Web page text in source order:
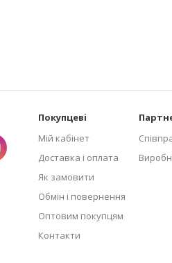
Покупцеві
Мій кабінет
Доставка і оплата
Як замовити
Обмін і повернення
Оптовим покупцям
Контакти